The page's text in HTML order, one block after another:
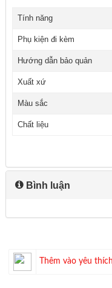
Tính năng
Phụ kiện đi kèm
Hướng dẫn bảo quản
Xuất xứ
Màu sắc
Chất liệu
Bình luận
Thêm vào yêu thích